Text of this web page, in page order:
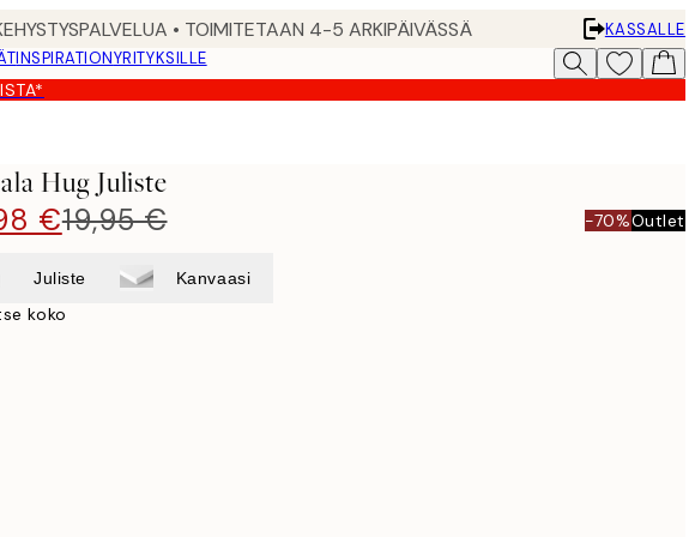
• TOIMITETAAN 4-5 ARKIPÄIVÄSSÄ
KASSALLE
INSPIRATIONYRITYKSILLE
Hug Juliste
€19,95 € -70%Outlet
Juliste Kanvaasi
koko